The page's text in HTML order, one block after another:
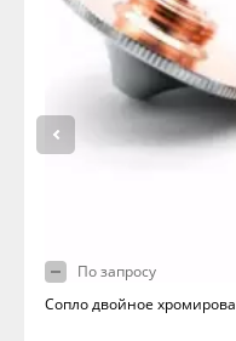
По запросу
Сопло двойное